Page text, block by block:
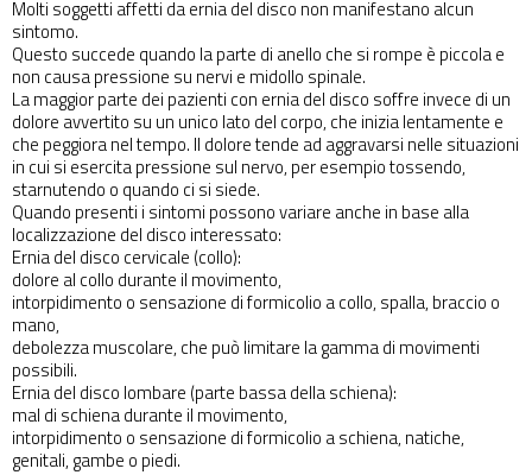
Molti soggetti affetti da ernia del disco non manifestano alcun
sintomo.
Questo succede quando la parte di anello che si rompe è piccola e
non causa pressione su nervi e midollo spinale.
La maggior parte dei pazienti con ernia del disco soffre invece di un
dolore avvertito su un unico lato del corpo, che inizia lentamente e
che peggiora nel tempo. Il dolore tende ad aggravarsi nelle situazioni
in cui si esercita pressione sul nervo, per esempio tossendo,
starnutendo o quando ci si siede.
Quando presenti i sintomi possono variare anche in base alla
localizzazione del disco interessato:
Ernia del disco cervicale (collo):
dolore al collo durante il movimento,
intorpidimento o sensazione di formicolio a collo, spalla, braccio o
mano,
debolezza muscolare, che può limitare la gamma di movimenti
possibili.
Ernia del disco lombare (parte bassa della schiena):
mal di schiena durante il movimento,
intorpidimento o sensazione di formicolio a schiena, natiche,
genitali, gambe o piedi.